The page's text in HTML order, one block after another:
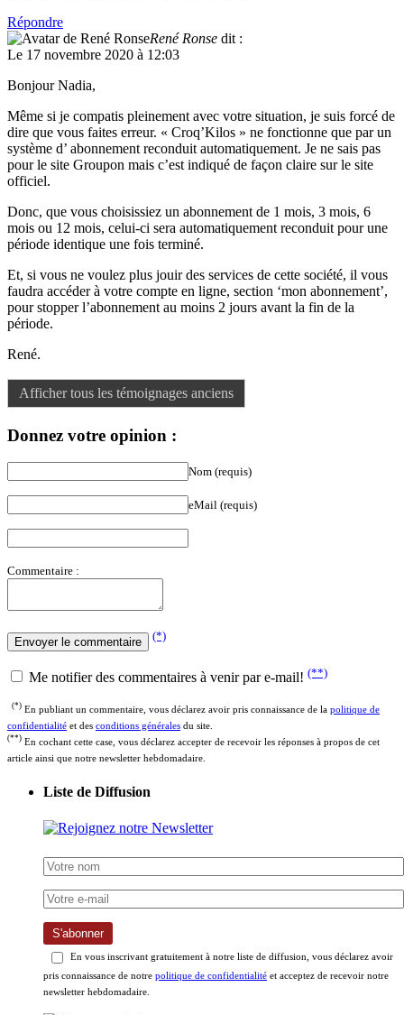
Répondre
René Ronse dit :
Le 17 novembre 2020 à 12:03
Bonjour Nadia,
Même si je compatis pleinement avec votre situation, je suis forcé de
dire que vous faites erreur. « Croq’Kilos » ne fonctionne que par un
système d’ abonnement reconduit automatiquement. Je ne sais pas
pour le site Groupon mais c’est indiqué de façon claire sur le site
officiel.
Donc, que vous choisissiez un abonnement de 1 mois, 3 mois, 6
mois ou 12 mois, celui-ci sera automatiquement reconduit pour une
période identique une fois terminé.
Et, si vous ne voulez plus jouir des services de cette société, il vous
faudra accéder à votre compte en ligne, section ‘mon abonnement’,
pour stopper l’abonnement au moins 2 jours avant la fin de la
période.
René.
Afficher tous les témoignages anciens
Donnez votre opinion :
Nom (requis)
eMail (requis)
Commentaire :
(*)
Me notifier des commentaires à venir par e-mail! (**)
(*) En publiant un commentaire, vous déclarez avoir pris connaissance de la politique de
confidentialité et des conditions générales du site.
(**) En cochant cette case, vous déclarez accepter de recevoir les réponses à propos de cet
article ainsi que notre newsletter hebdomadaire.
Liste de Diffusion
S'abonner
En vous inscrivant gratuitement à notre liste de diffusion, vous déclarez avoir
pris connaissance de notre politique de confidentialité et acceptez de recevoir notre
newsletter hebdomadaire.